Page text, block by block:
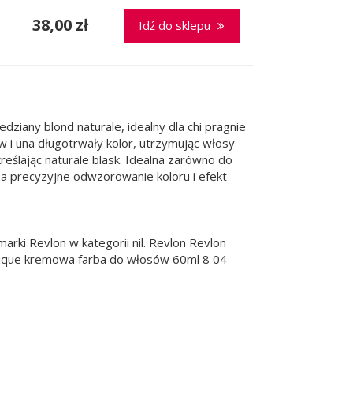
38,00 zł Idź do sklepu
blond naturale, idealny dla chi pragnie
una długotrwały kolor, utrzymując włosy
naturale blask. Idealna zarówno do
precyzyjne odwzorowanie koloru i efekt
Revlon w kategorii nil. Revlon Revlon
kremowa farba do włosów 60ml 8 04